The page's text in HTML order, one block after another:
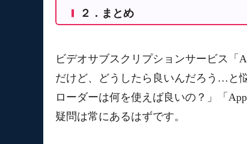
１．２ TOP2：VideoProc
１．４ TOP4：Bandicam（バンデ
１．５ TOP5：AG-デスクトップ
２．まとめ
ビデオサブスクリプションサービス「
だけど、どうしたら良いんだろう…と
ローダーは何を使えば良いの？」「
疑問は常にあるはずです。